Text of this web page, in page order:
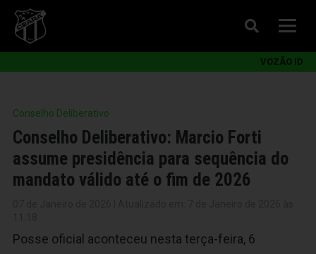
VOZÃO ID
Conselho Deliberativo
Conselho Deliberativo: Marcio Forti
assume presidência para sequência do
mandato válido até o fim de 2026
Posse oficial aconteceu nesta terça-feira, 6